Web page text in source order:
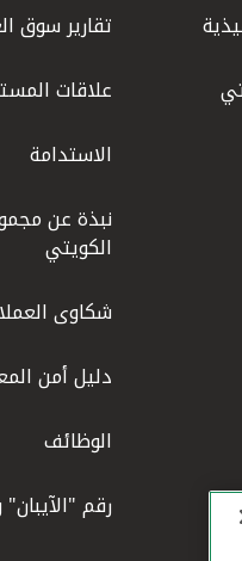
تقارير سوق
علاقات
الاستدامة
نبذة عن
الكويتي
شكاوى
دليل أمن
الوظائف
رقم